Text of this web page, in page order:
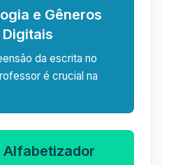
e Gêneros
Digitais
da escrita no
é crucial na
Alfabetizador